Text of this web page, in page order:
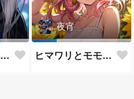
配信者の雪音ちゃん
夜宵
ヒマワリとモモちゃん♥